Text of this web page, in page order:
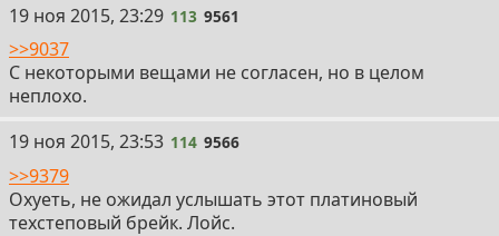
113
19 ноя 2015, 23:29 113 9561
>>9037
С некоторыми вещами не согласен, но в целом
неплохо.
114
19 ноя 2015, 23:53 114 9566
>>9379
Охуеть, не ожидал услышать этот платиновый
техстеповый брейк. Лойс.